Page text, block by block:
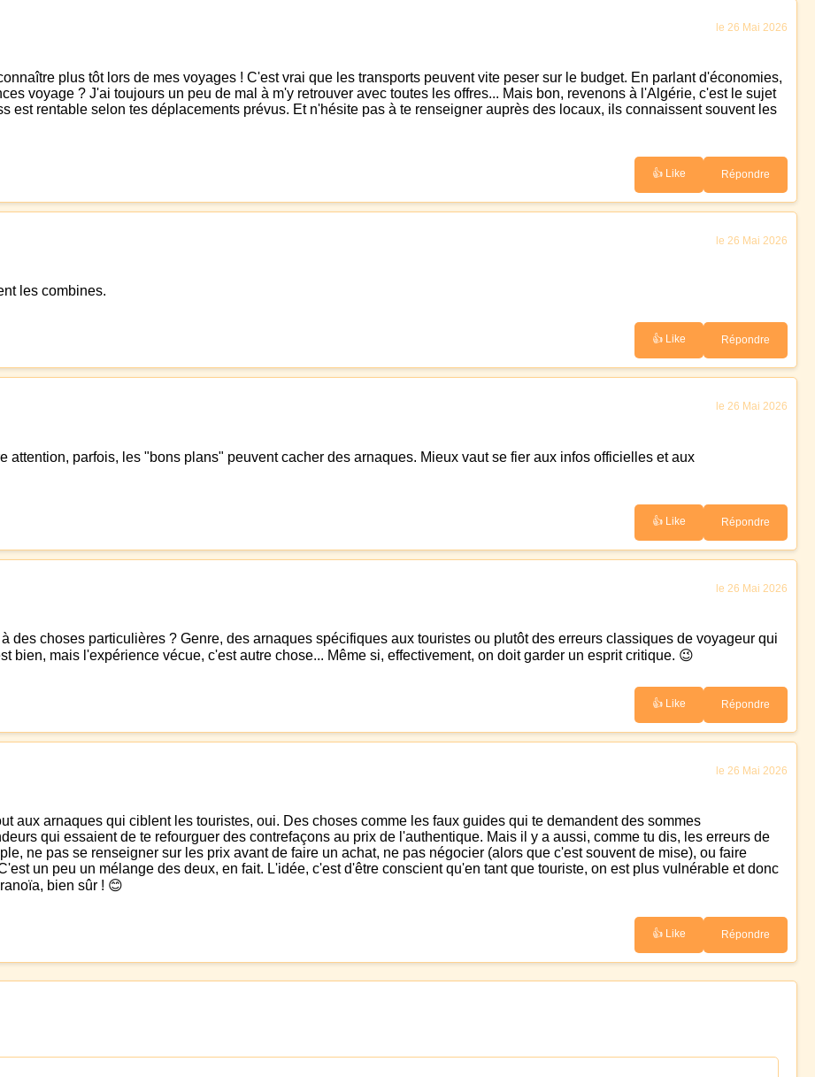
le 26 Mai 2026
plus tôt lors de mes voyages ! C'est vrai que les transports peuvent vite peser sur le budget. En parlant d'économies,
voyage ? J'ai toujours un peu de mal à m'y retrouver avec toutes les offres... Mais bon, revenons à l'Algérie, c'est le sujet
est rentable selon tes déplacements prévus. Et n'hésite pas à te renseigner auprès des locaux, ils connaissent souvent les
👍 Like Répondre
le 26 Mai 2026
les combines.
👍 Like Répondre
le 26 Mai 2026
attention, parfois, les "bons plans" peuvent cacher des arnaques. Mieux vaut se fier aux infos officielles et aux
👍 Like Répondre
le 26 Mai 2026
des choses particulières ? Genre, des arnaques spécifiques aux touristes ou plutôt des erreurs classiques de voyageur qui
bien, mais l'expérience vécue, c'est autre chose... Même si, effectivement, on doit garder un esprit critique. 😉
👍 Like Répondre
le 26 Mai 2026
aux arnaques qui ciblent les touristes, oui. Des choses comme les faux guides qui te demandent des sommes
qui essaient de te refourguer des contrefaçons au prix de l'authentique. Mais il y a aussi, comme tu dis, les erreurs de
ne pas se renseigner sur les prix avant de faire un achat, ne pas négocier (alors que c'est souvent de mise), ou faire
un peu un mélange des deux, en fait. L'idée, c'est d'être conscient qu'en tant que touriste, on est plus vulnérable et donc
bien sûr ! 😊
👍 Like Répondre